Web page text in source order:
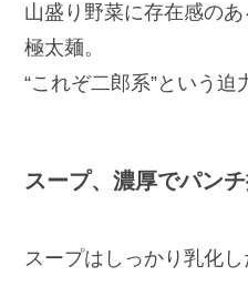
山盛り野菜に存在感の
極太麺。
“これぞ二郎系”という迫
スープ、濃厚でパン
スープはしっかり乳化し